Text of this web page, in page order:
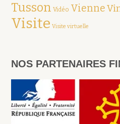
Tusson Vidéo Vienne
Visite Visite virtuelle
NOS PARTENAIRES